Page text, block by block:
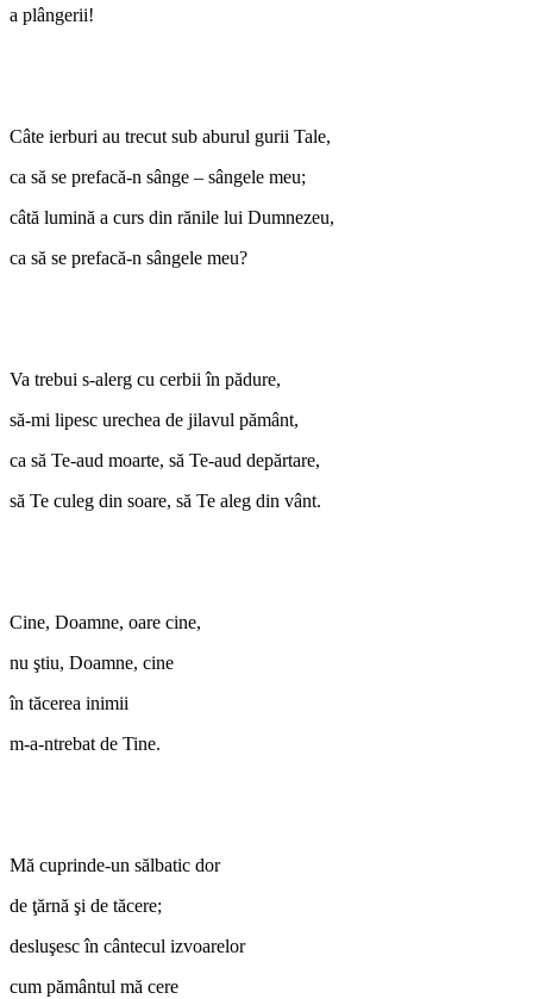
a plângerii!
Câte ierburi au trecut sub aburul gurii Tale,
ca să se prefacă-n sânge – sângele meu;
câtă lumină a curs din rănile lui Dumnezeu,
ca să se prefacă-n sângele meu?
Va trebui s-alerg cu cerbii în pădure,
să-mi lipesc urechea de jilavul pământ,
ca să Te-aud moarte, să Te-aud depărtare,
să Te culeg din soare, să Te aleg din vânt.
Cine, Doamne, oare cine,
nu ştiu, Doamne, cine
în tăcerea inimii
m-a-ntrebat de Tine.
Mă cuprinde-un sălbatic dor
de ţărnă şi de tăcere;
desluşesc în cântecul izvoarelor
cum pământul mă cere